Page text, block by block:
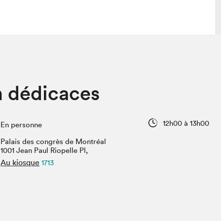
Vidéos et balados
dédicaces
En personne
12h00 à 13h00
Palais des congrès de Montréal
1001 Jean Paul Riopelle Pl,
Au kiosque 1713